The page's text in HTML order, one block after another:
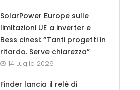
SolarPower Europe sulle
limitazioni UE a inverter e
Bess cinesi: “Tanti progetti in
ritardo. Serve chiarezza”
14 Luglio 2026
Finder lancia il relè di